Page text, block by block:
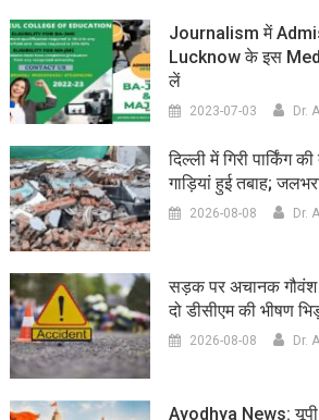
Journalism में
Lucknow के इस
लें
2023-07-03 Dr.
दिल्ली में गिरी पार्किंग
गाड़ियां हुई तबाह;
2026-08-08 Dr.
सड़क पर अचानक
दो डीसीएम की भीषण
2026-08-08 Dr.
Ayodhya News: यूपी